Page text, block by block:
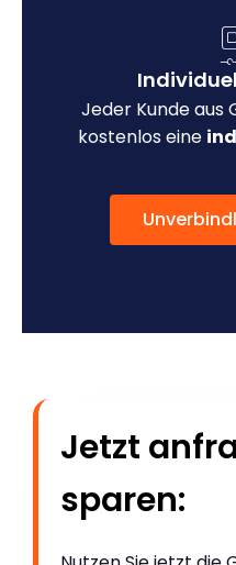
Jeder Kunde aus
kostenlos eine
Jetzt
sparen: